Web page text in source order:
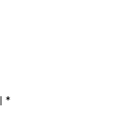
*